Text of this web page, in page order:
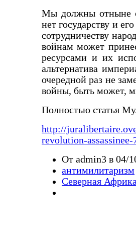
Мы должны отныне
нет государству и
сотрудничеству
войнам может
ресурсами и их
альтернатива
очередной раз не
войны, быть может,
Полностью статья
http://
revolution-assassinee-
От admin3 в 04/
антимилитаризм
Северная